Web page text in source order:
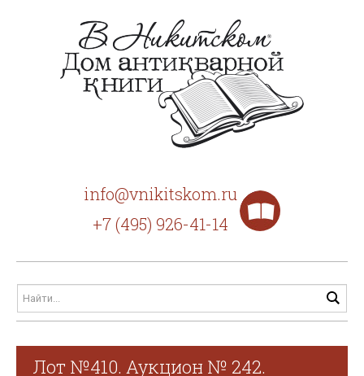
info@vnikitskom.ru
+7 (495) 926-41-14
Лот №410. Аукцион № 242.